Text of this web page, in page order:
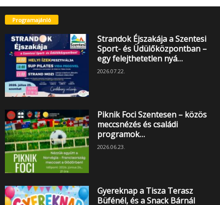
Programajánló
Strandok Éjszakája a Szentesi
Sport- és Üdülőközpontban –
egy felejthetetlen nyá…
2026.07.22.
Piknik Foci Szentesen – közös
meccsnézés és családi
programok…
2026.06.23.
Gyereknap a Tisza Terasz
Büfénél, és a Snack Bárnál